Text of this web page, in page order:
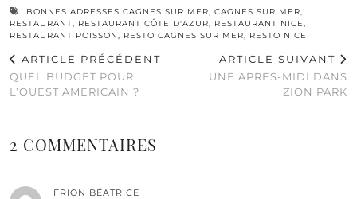
BONNES ADRESSES CAGNES SUR MER, CAGNES SUR MER,
RESTAURANT, RESTAURANT CÔTE D'AZUR, RESTAURANT NICE,
RESTAURANT POISSON, RESTO CAGNES SUR MER, RESTO NICE
ARTICLE PRÉCÉDENT
QUEL BUDGET POUR
L’OUEST AMERICAIN ?
ARTICLE SUIVANT
UNE APRES-MIDI DANS
ZION PARK
2 COMMENTAIRES
FRION BÉATRICE